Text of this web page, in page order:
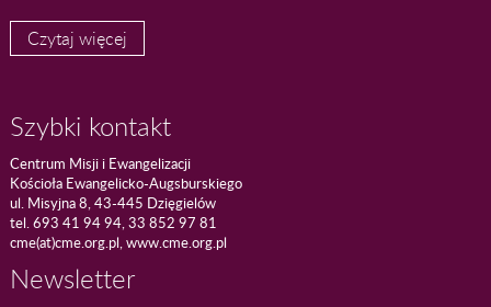
Czytaj więcej
Szybki kontakt
Centrum Misji i Ewangelizacji
Kościoła Ewangelicko-Augsburskiego
ul. Misyjna 8, 43-445 Dzięgielów
tel. 693 41 94 94, 33 852 97 81
cme(at)cme.org.pl, www.cme.org.pl
Newsletter